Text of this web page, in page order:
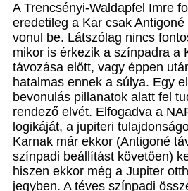
A Trencsényi-Waldapfel Imre
eredetileg a Kar csak
vonul be. Látszólag nincs
mikor is érkezik a színpadra a
távozása előtt, vagy éppen
hatalmas ennek a súlya. Egy
bevonulás pillanatok alatt fel
rendező elvét. Elfogadva a
logikáját, a jupiteri
Karnak már ekkor (Antigoné
színpadi beállítást követően)
hiszen ekkor még a Jupiter
jegyben. A téves színpadi